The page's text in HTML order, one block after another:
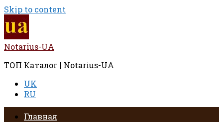
Skip to content
Notarius-UA
ТОП Каталог | Notarius-UA
UK
RU
Главная